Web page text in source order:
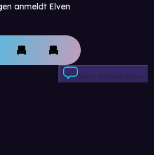
anmeldt Elven
Skriv anmeldelse